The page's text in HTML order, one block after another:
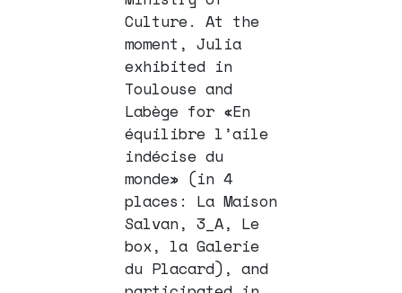
Culture. At the
moment, Julia
exhibited in
Toulouse and
Labège for «En
équilibre l’aile
indécise du
monde» (in 4
places: La Maison
Salvan, 3_A, Le
box, la Galerie
du Placard), and